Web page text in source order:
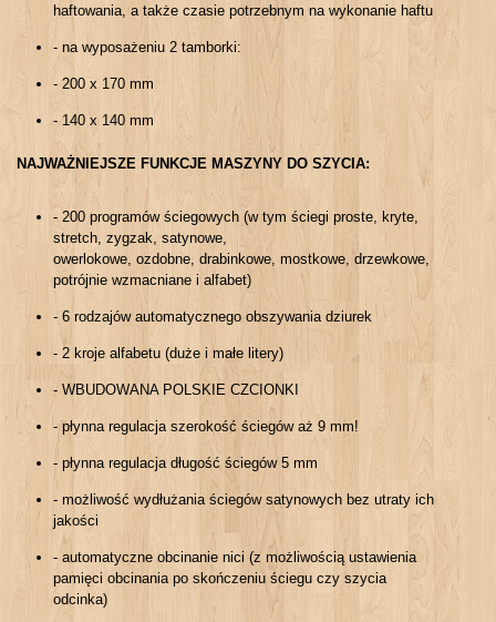
haftowania, a także czasie potrzebnym na wykonanie haftu
- na wyposażeniu 2 tamborki:
- 200 x 170 mm
- 140 x 140 mm
NAJWAŻNIEJSZE FUNKCJE MASZYNY DO SZYCIA:
- 200 programów ściegowych (w tym ściegi proste, kryte,
stretch, zygzak, satynowe,
owerlokowe, ozdobne, drabinkowe, mostkowe, drzewkowe,
potrójnie wzmacniane i alfabet)
- 6 rodzajów automatycznego obszywania dziurek
- 2 kroje alfabetu (duże i małe litery)
- WBUDOWANA POLSKIE CZCIONKI
- płynna regulacja szerokość ściegów aż 9 mm!
- płynna regulacja długość ściegów 5 mm
- możliwość wydłużania ściegów satynowych bez utraty ich
jakości
- automatyczne obcinanie nici (z możliwością ustawienia
pamięci obcinania po skończeniu ściegu czy szycia
odcinka)